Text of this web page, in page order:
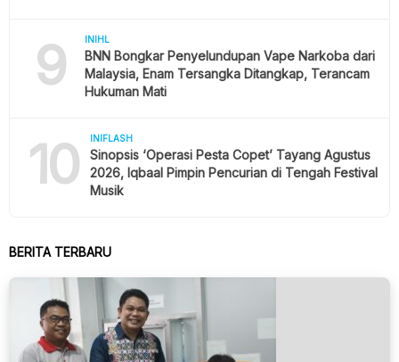
9 INIHL
BNN Bongkar Penyelundupan Vape Narkoba dari
Malaysia, Enam Tersangka Ditangkap, Terancam
Hukuman Mati
10 INIFLASH
Sinopsis ‘Operasi Pesta Copet’ Tayang Agustus
2026, Iqbaal Pimpin Pencurian di Tengah Festival
Musik
BERITA TERBARU